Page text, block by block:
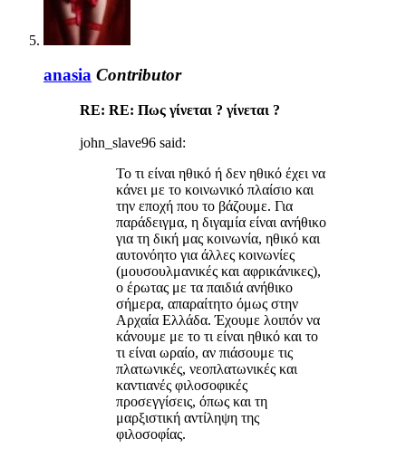
anasia Contributor
RE: RE: Πως γίνεται ? γίνεται ?
john_slave96 said:
Το τι είναι ηθικό ή δεν ηθικό έχει να
κάνει με το κοινωνικό πλαίσιο και
την εποχή που το βάζουμε. Για
παράδειγμα, η διγαμία είναι ανήθικο
για τη δική μας κοινωνία, ηθικό και
αυτονόητο για άλλες κοινωνίες
(μουσουλμανικές και αφρικάνικες),
ο έρωτας με τα παιδιά ανήθικο
σήμερα, απαραίτητο όμως στην
Αρχαία Ελλάδα. Έχουμε λοιπόν να
κάνουμε με το τι είναι ηθικό και το
τι είναι ωραίο, αν πιάσουμε τις
πλατωνικές, νεοπλατωνικές και
καντιανές φιλοσοφικές
προσεγγίσεις, όπως και τη
μαρξιστική αντίληψη της
φιλοσοφίας.